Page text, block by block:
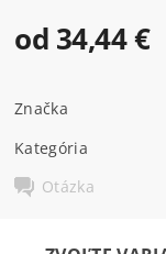
od 34,44 €
Značka
Kategória
Otázka